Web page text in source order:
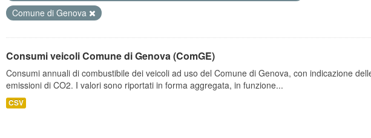
Comune di Genova
Consumi veicoli Comune di Genova (ComGE)
Consumi annuali di combustibile dei veicoli ad uso del Comune di Genova, con indicazione
emissioni di CO2. I valori sono riportati in forma aggregata, in funzione...
CSV